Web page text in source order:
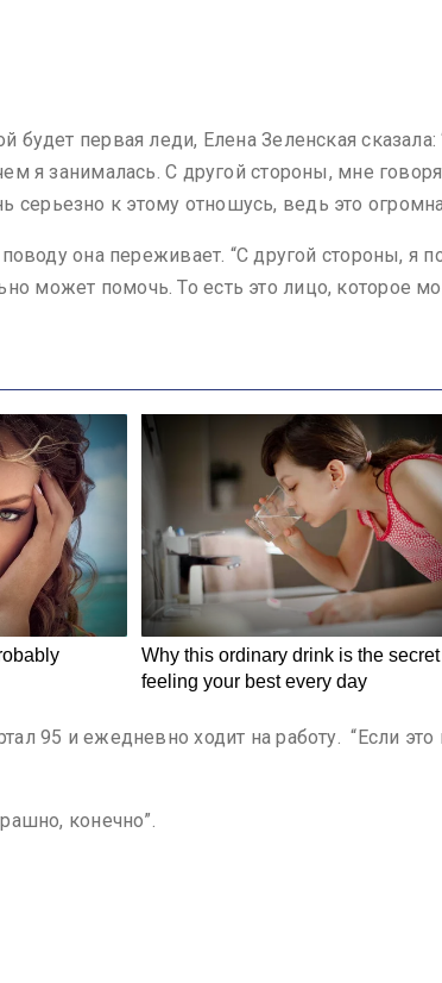
будет первая леди, Елена Зеленская
я занималась. С другой стороны, мне
к этому отношусь, ведь это
она переживает. “С другой стороны, я
может помочь. То есть это лицо, которое
95 и ежедневно ходит на работу. “Если
конечно”.